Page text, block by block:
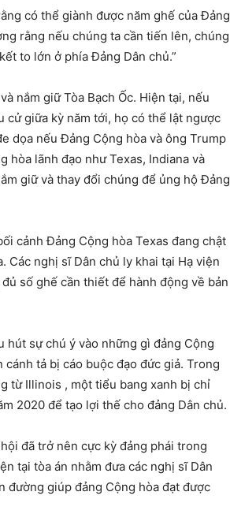
có thể giành được năm ghế của Đảng
rằng nếu chúng ta cần tiến lên, chúng
to lớn ở phía Đảng Dân chủ.”
nắm giữ Tòa Bạch Ốc. Hiện tại, nếu
cử giữa kỳ năm tới, họ có thể lật ngược
dọa nếu Đảng Cộng hòa và ông Trump
hòa lãnh đạo như Texas, Indiana và
giữ và thay đổi chúng để ủng hộ Đảng
cảnh Đảng Cộng hòa Texas đang chật
Các nghị sĩ Dân chủ ly khai tại Hạ viện
số ghế cần thiết để hành động về bản
hút sự chú ý vào những gì đảng Cộng
tả bị cáo buộc đạo đức giả. Trong
từ Illinois , một tiểu bang xanh bị chỉ
2020 để tạo lợi thế cho đảng Dân chủ.
đã trở nên cực kỳ đảng phái trong
tại tòa án nhằm đưa các nghị sĩ Dân
đường giúp đảng Cộng hòa đạt được